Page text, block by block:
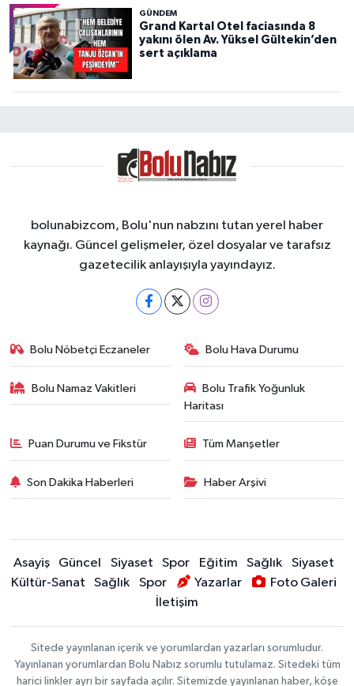
GÜNDEM
Grand Kartal Otel faciasında 8
yakını ölen Av. Yüksel Gültekin’den
sert açıklama
bolunabizcom, Bolu'nun nabzını tutan yerel haber
kaynağı. Güncel gelişmeler, özel dosyalar ve tarafsız
gazetecilik anlayışıyla yayındayız.
Bolu Nöbetçi Eczaneler Bolu Hava Durumu
Bolu Namaz Vakitleri
Bolu Trafik Yoğunluk
Haritası
Puan Durumu ve Fikstür Tüm Manşetler
Son Dakika Haberleri Haber Arşivi
Asayiş Güncel Siyaset Spor Eğitim Sağlık
Siyaset
Kültür-Sanat
Sağlık Spor Yazarlar
Foto Galeri
İletişim
Sitede yayınlanan içerik ve yorumlardan yazarları sorumludur.
Yayınlanan yorumlardan Bolu Nabız sorumlu tutulamaz. Sitedeki tüm
harici linkler ayrı bir sayfada açılır. Sitemizde yayınlanan haber, köşe